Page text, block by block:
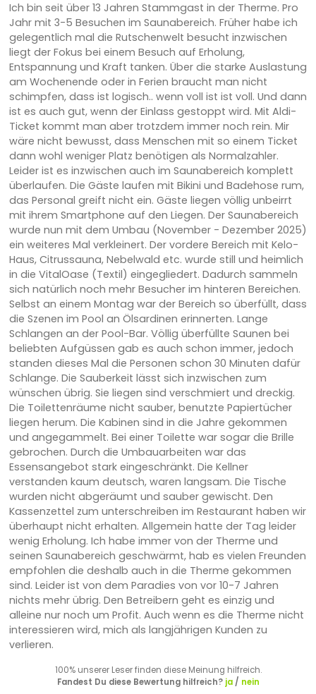
Ich bin seit über 13 Jahren Stammgast in der Therme. Pro
Jahr mit 3-5 Besuchen im Saunabereich. Früher habe ich
gelegentlich mal die Rutschenwelt besucht inzwischen
liegt der Fokus bei einem Besuch auf Erholung,
Entspannung und Kraft tanken. Über die starke Auslastung
am Wochenende oder in Ferien braucht man nicht
schimpfen, dass ist logisch.. wenn voll ist ist voll. Und dann
ist es auch gut, wenn der Einlass gestoppt wird. Mit Aldi-
Ticket kommt man aber trotzdem immer noch rein. Mir
wäre nicht bewusst, dass Menschen mit so einem Ticket
dann wohl weniger Platz benötigen als Normalzahler.
Leider ist es inzwischen auch im Saunabereich komplett
überlaufen. Die Gäste laufen mit Bikini und Badehose rum,
das Personal greift nicht ein. Gäste liegen völlig unbeirrt
mit ihrem Smartphone auf den Liegen. Der Saunabereich
wurde nun mit dem Umbau (November - Dezember 2025)
ein weiteres Mal verkleinert. Der vordere Bereich mit Kelo-
Haus, Citrussauna, Nebelwald etc. wurde still und heimlich
in die VitalOase (Textil) eingegliedert. Dadurch sammeln
sich natürlich noch mehr Besucher im hinteren Bereichen.
Selbst an einem Montag war der Bereich so überfüllt, dass
die Szenen im Pool an Ölsardinen erinnerten. Lange
Schlangen an der Pool-Bar. Völlig überfüllte Saunen bei
beliebten Aufgüssen gab es auch schon immer, jedoch
standen dieses Mal die Personen schon 30 Minuten dafür
Schlange. Die Sauberkeit lässt sich inzwischen zum
wünschen übrig. Sie liegen sind verschmiert und dreckig.
Die Toilettenräume nicht sauber, benutzte Papiertücher
liegen herum. Die Kabinen sind in die Jahre gekommen
und angegammelt. Bei einer Toilette war sogar die Brille
gebrochen. Durch die Umbauarbeiten war das
Essensangebot stark eingeschränkt. Die Kellner
verstanden kaum deutsch, waren langsam. Die Tische
wurden nicht abgeräumt und sauber gewischt. Den
Kassenzettel zum unterschreiben im Restaurant haben wir
überhaupt nicht erhalten. Allgemein hatte der Tag leider
wenig Erholung. Ich habe immer von der Therme und
seinen Saunabereich geschwärmt, hab es vielen Freunden
empfohlen die deshalb auch in die Therme gekommen
sind. Leider ist von dem Paradies von vor 10-7 Jahren
nichts mehr übrig. Den Betreibern geht es einzig und
alleine nur noch um Profit. Auch wenn es die Therme nicht
interessieren wird, mich als langjährigen Kunden zu
verlieren.
100% unserer Leser finden diese Meinung hilfreich.
Fandest Du diese Bewertung hilfreich? ja/ nein